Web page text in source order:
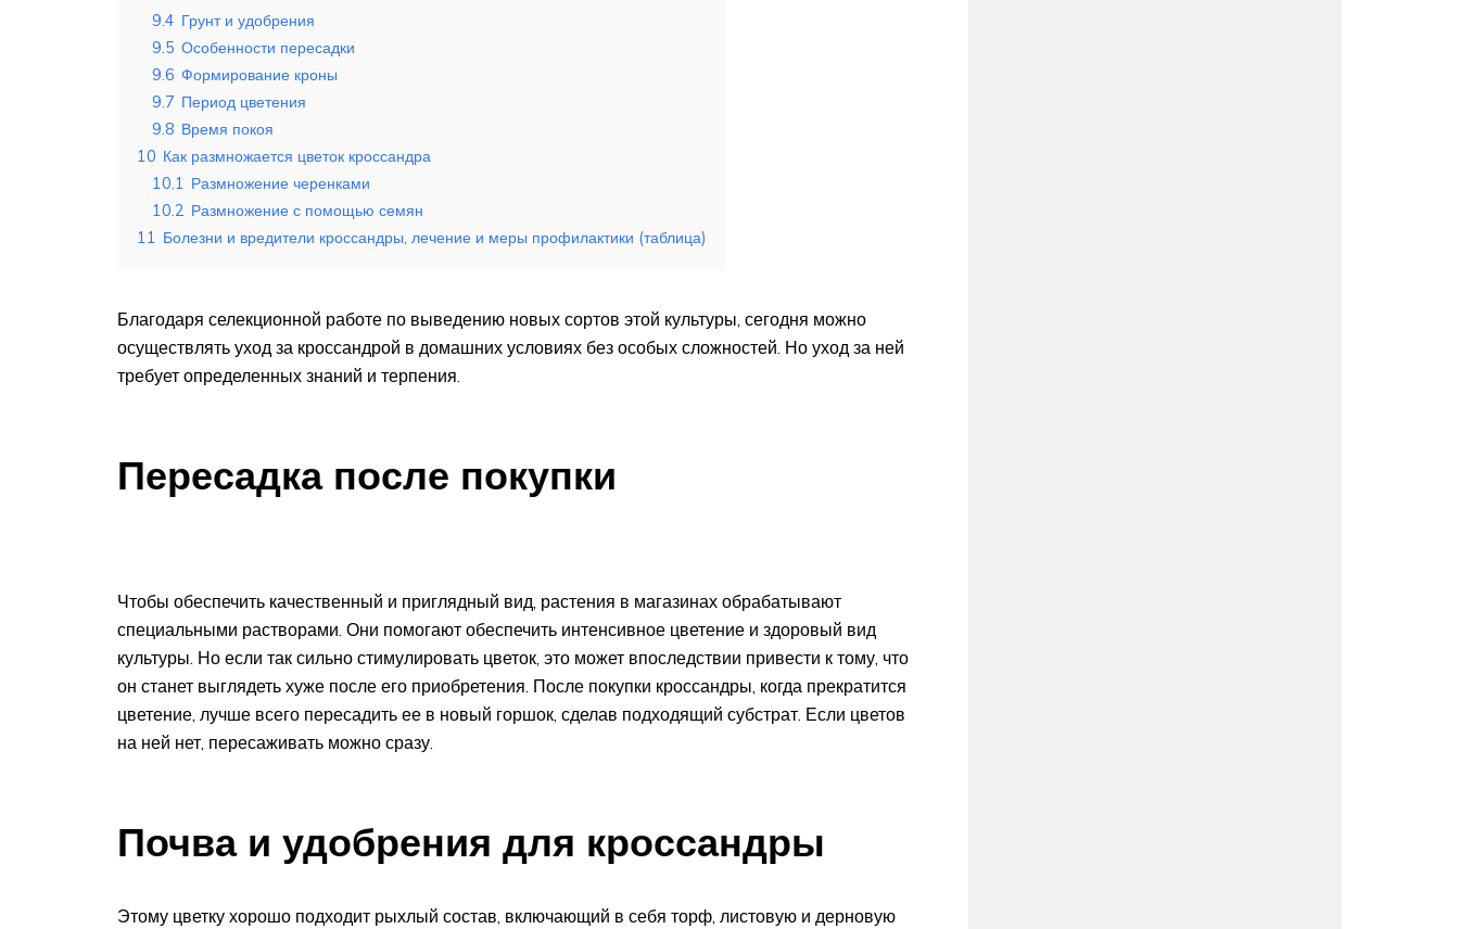
9.4 Грунт и удобрения
9.5 Особенности пересадки
9.6 Формирование кроны
9.7 Период цветения
9.8 Время покоя
10 Как размножается цветок кроссандра
10.1
Размножение черенками
10.2 Размножение с помощью семян
11
Болезни и вредители кроссандры, лечение и меры профилактики (таблица)
Благодаря селекционной работе по выведению новых сортов этой культуры, сегодня можно
осуществлять уход за кроссандрой в домашних условиях без особых сложностей. Но уход за ней
требует определенных знаний и терпения.
Пересадка после покупки
Чтобы обеспечить качественный и приглядный вид, растения в магазинах обрабатывают
специальными растворами. Они помогают обеспечить интенсивное цветение и здоровый вид
культуры. Но если так сильно стимулировать цветок, это может впоследствии привести к тому, что
он станет выглядеть хуже после его приобретения. После покупки кроссандры, когда прекратится
цветение, лучше всего пересадить ее в новый горшок, сделав подходящий субстрат. Если цветов
на ней нет, пересаживать можно сразу.
Почва и удобрения для кроссандры
Этому цветку хорошо подходит рыхлый состав, включающий в себя торф, листовую и дерновую